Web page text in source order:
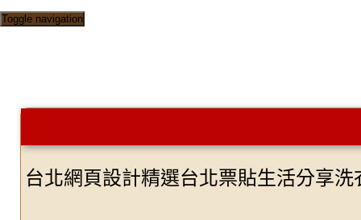
Toggle navigation
台北網頁設計精選台北票貼生活分享